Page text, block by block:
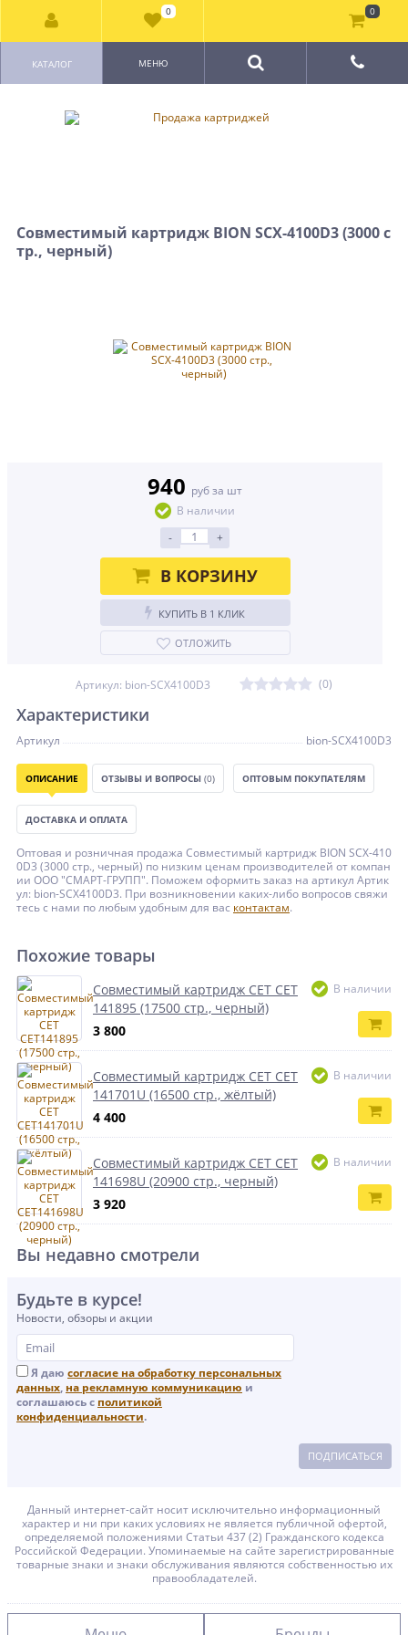
КАТАЛОГ МЕНЮ
Совместимый картридж BION SCX-4100D3 (3000 с
тр., черный)
940 руб за шт
В наличии
-
+
В КОРЗИНУ
КУПИТЬ В 1 КЛИК
ОТЛОЖИТЬ
Артикул: bion-SCX4100D3 (0)
Характеристики
Артикул bion-SCX4100D3
ОПИСАНИЕ ОТЗЫВЫ И ВОПРОСЫ (0) ОПТОВЫМ ПОКУПАТЕЛЯМ
ДОСТАВКА И ОПЛАТА
Оптовая и розничная продажа Совместимый картридж BION SCX-410
0D3 (3000 стр., черный) по низким ценам производителей от компан
ии ООО "СМАРТ-ГРУПП". Поможем оформить заказ на артикул Артик
ул: bion-SCX4100D3. При возникновении каких-либо вопросов свяжи
тесь с нами по любым удобным для вас контактам.
Похожие товары
Совместимый картридж CET CET
141895 (17500 стр., черный)
3 800
В наличии
Совместимый картридж CET CET
141701U (16500 стр., жёлтый)
4 400
В наличии
Совместимый картридж CET CET
141698U (20900 стр., черный)
3 920
В наличии
Вы недавно смотрели
Будьте в курсе!
Новости, обзоры и акции
Я даю согласие на обработку персональных
данных, на рекламную коммуникацию и
соглашаюсь с политикой
конфиденциальности.
ПОДПИСАТЬСЯ
Данный интернет-сайт носит исключительно информационный
характер и ни при каких условиях не является публичной офертой,
определяемой положениями Статьи 437 (2) Гражданского кодекса
Российской Федерации. Упоминаемые на сайте зарегистрированные
товарные знаки и знаки обслуживания являются собственностью их
правообладателей.
0 0